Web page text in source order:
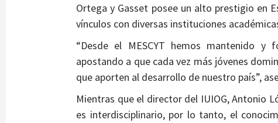
Ortega y Gasset posee un alto prestigio en
vínculos con diversas instituciones
“Desde el MESCYT hemos mantenido
apostando a que cada vez más jóvenes
que aporten al desarrollo de nuestro país”,
Mientras que el director del IUIOG, Antonio
es interdisciplinario, por lo tanto, el